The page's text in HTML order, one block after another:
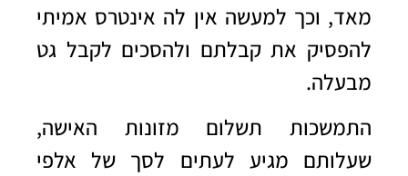
מאד, וכך למעשה אין לה אינטרס אמיתי
להפסיק את קבלתם ולהסכים לקבל גט
מבעלה.
התמשכות תשלום מזונות האישה,
שעלותם מגיע לעתים לסך של אלפי